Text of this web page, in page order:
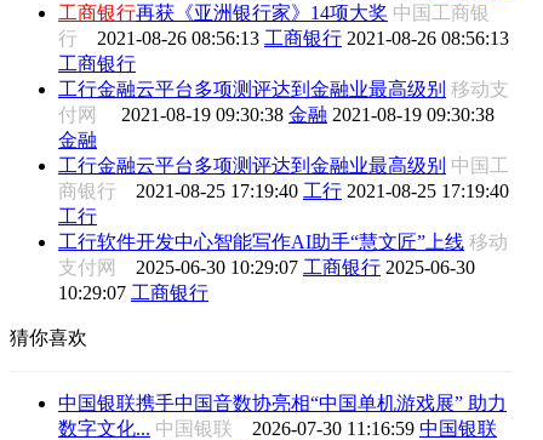
工商银行再获《亚洲银行家》14项大奖 中国工商银
行 2021-08-26 08:56:13 工商银行 2021-08-26 08:56:13
工商银行
工行金融云平台多项测评达到金融业最高级别 移动支
付网 2021-08-19 09:30:38 金融 2021-08-19 09:30:38
金融
工行金融云平台多项测评达到金融业最高级别 中国工
商银行 2021-08-25 17:19:40 工行 2021-08-25 17:19:40
工行
工行软件开发中心智能写作AI助手“慧文匠”上线 移动
支付网 2025-06-30 10:29:07 工商银行 2025-06-30
10:29:07 工商银行
猜你喜欢
中国银联携手中国音数协亮相“中国单机游戏展” 助力
数字文化... 中国银联 2026-07-30 11:16:59 中国银联